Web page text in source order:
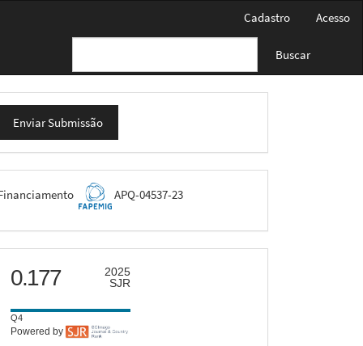
Cadastro Acesso
Buscar
Enviar Submissão
APQ-04537-23
scimago
0.177
2025
SJR
Q4
Powered by